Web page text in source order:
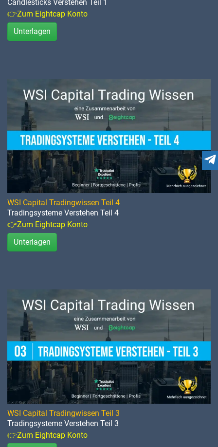
Candlesticks Verstehen Teil 1
👉Zum Eightcap Konto
Unterlagen
WSI Capital Tradingwissen Teil 4
Tradingsysteme Verstehen Teil 4
👉Zum Eightcap Konto
Unterlagen
WSI Capital Tradingwissen Teil 3
Tradingsysteme Verstehen Teil 3
👉Zum Eightcap Konto